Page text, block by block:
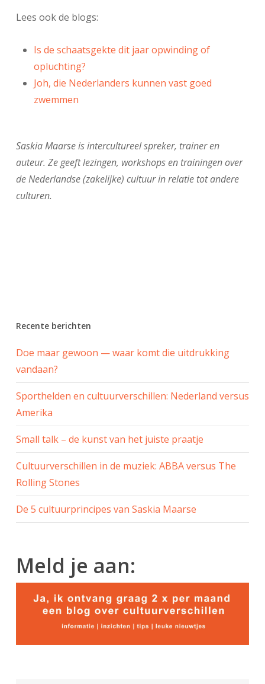
Lees ook de blogs:
Is de schaatsgekte dit jaar opwinding of
opluchting?
Joh, die Nederlanders kunnen vast goed
zwemmen
Saskia Maarse is intercultureel spreker, trainer en
auteur. Ze geeft lezingen, workshops en trainingen over
de Nederlandse (zakelijke) cultuur in relatie tot andere
culturen.
Recente berichten
Doe maar gewoon — waar komt die uitdrukking
vandaan?
Sporthelden en cultuurverschillen: Nederland versus
Amerika
Small talk – de kunst van het juiste praatje
Cultuurverschillen in de muziek: ABBA versus The
Rolling Stones
De 5 cultuurprincipes van Saskia Maarse
Meld je aan: